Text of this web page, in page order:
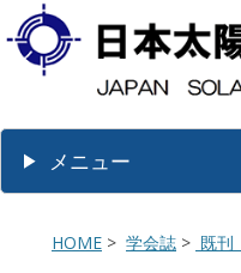
メニュー
HOME > 学会誌 > 既刊